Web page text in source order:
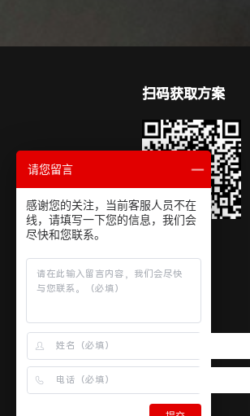
扫码获取方案
请您留言
感谢您的关注，当前客服人员不在
线，请填写一下您的信息，我们会
尽快和您联系。